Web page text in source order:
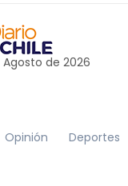
Agosto de 2026
Opinión Deportes